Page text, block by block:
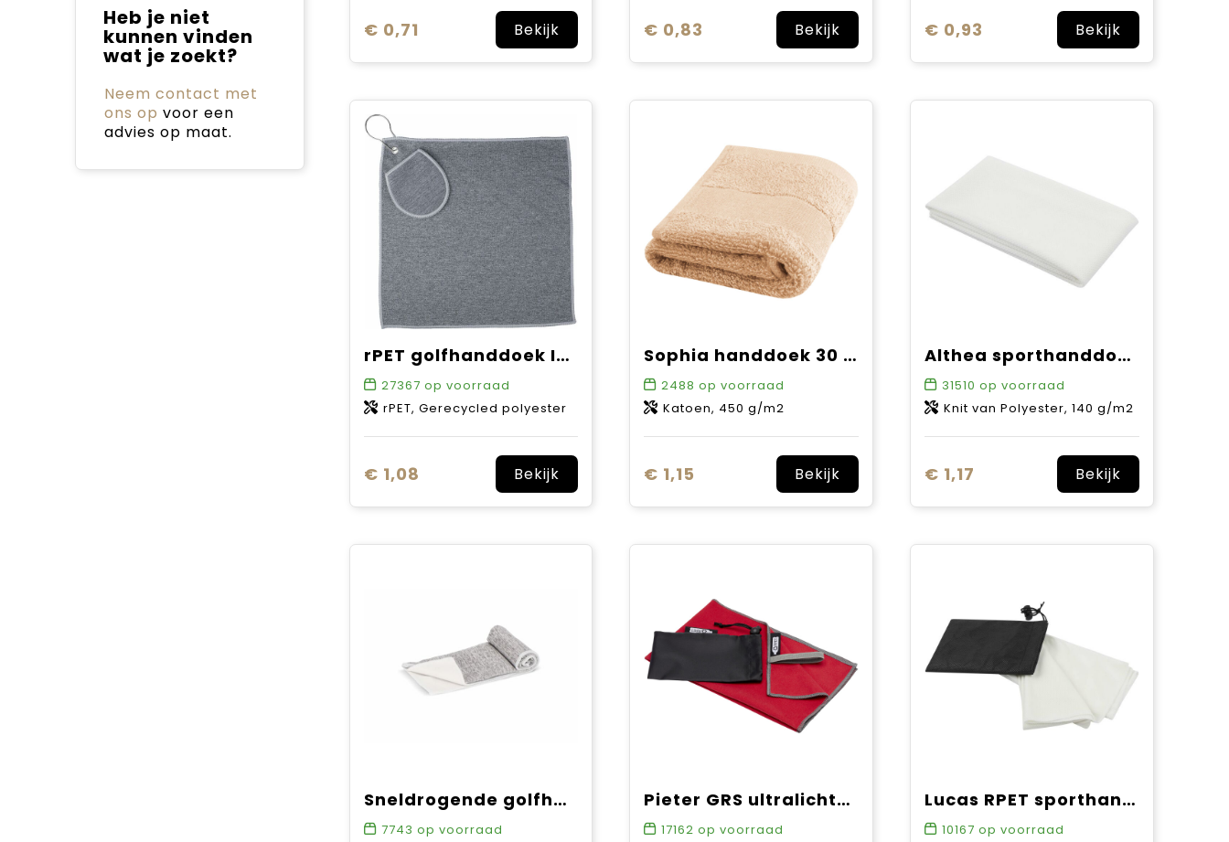
Heb je niet
kunnen vinden
wat je zoekt?
Neem contact met
ons op voor een
advies op maat.
€ 0,71 Bekijk € 0,83 Bekijk € 0,93 Bekijk
rPET golfhanddoek Idris
27367 op voorraad
rPET, Gerecycled polyester
€ 1,08 Bekijk
Sophia handdoek 30 x 50 cm van 450 g/m² katoen
2488 op voorraad
Katoen, 450 g/m2
€ 1,15 Bekijk
Althea sporthanddoek 30 x 80 cm
31510 op voorraad
Knit van Polyester, 140 g/m2
€ 1,17 Bekijk
Sneldrogende golfhanddoek met haak R-PET 30 x 30 cm sublimatie
7743 op voorraad
Pieter GRS ultralichte en sneldrogende handdoek 30 x 50 cm
17162 op voorraad
Lucas RPET sporthanddoek 30 x 80 cm
10167 op voorraad